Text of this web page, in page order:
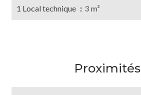
1 Local technique 3 m²
Proximités